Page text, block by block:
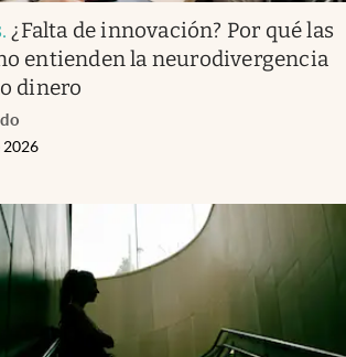
. ¿Falta de innovación? Por qué las
entienden la neurodivergencia
dinero
2026